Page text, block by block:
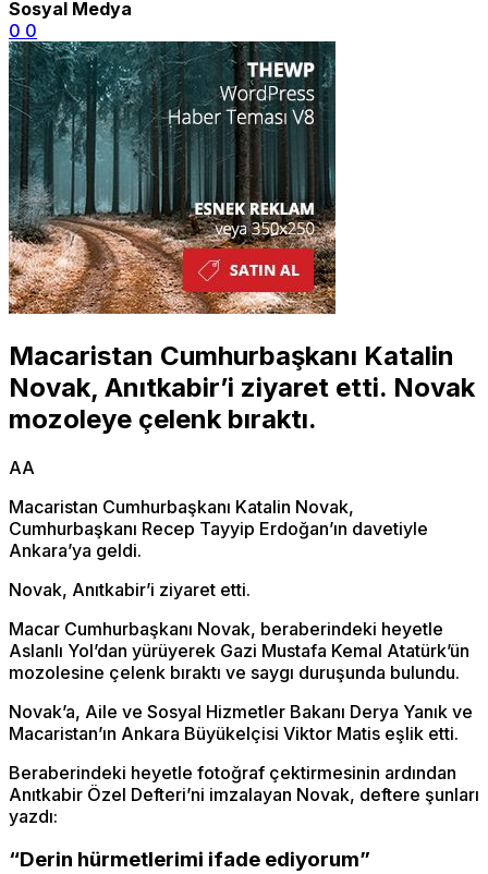
Sosyal Medya
0 0
Macaristan Cumhurbaşkanı Katalin
Novak, Anıtkabir’i ziyaret etti. Novak
mozoleye çelenk bıraktı.
AA
Macaristan Cumhurbaşkanı Katalin Novak,
Cumhurbaşkanı Recep Tayyip Erdoğan’ın davetiyle
Ankara’ya geldi.
Novak, Anıtkabir’i ziyaret etti.
Macar Cumhurbaşkanı Novak, beraberindeki heyetle
Aslanlı Yol’dan yürüyerek Gazi Mustafa Kemal Atatürk’ün
mozolesine çelenk bıraktı ve saygı duruşunda bulundu.
Novak’a, Aile ve Sosyal Hizmetler Bakanı Derya Yanık ve
Macaristan’ın Ankara Büyükelçisi Viktor Matis eşlik etti.
Beraberindeki heyetle fotoğraf çektirmesinin ardından
Anıtkabir Özel Defteri’ni imzalayan Novak, deftere şunları
yazdı:
“Derin hürmetlerimi ifade ediyorum”